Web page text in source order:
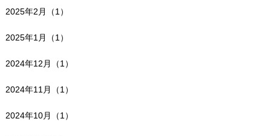
2025年2月（1）
2025年1月（1）
2024年12月（1）
2024年11月（1）
2024年10月（1）